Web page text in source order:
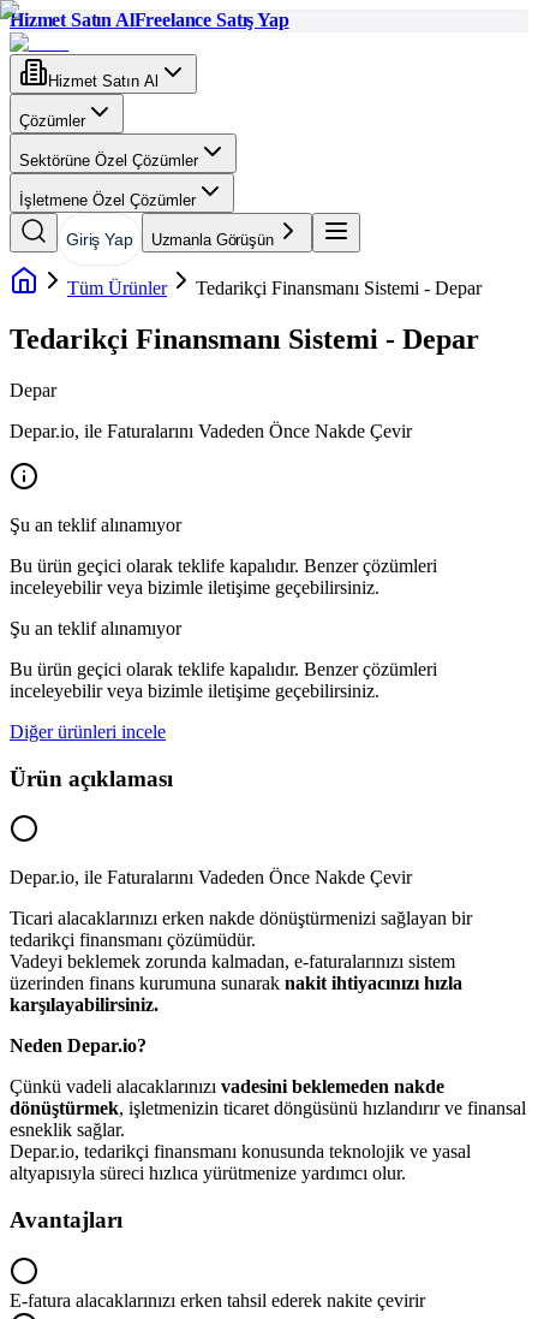
Hizmet Satın AlFreelance Satış Yap
Hizmet Satın Al
Çözümler
Sektörüne Özel Çözümler
İşletmene Özel Çözümler
Giriş Yap Uzmanla Görüşün
Tüm Ürünler Tedarikçi Finansmanı Sistemi - Depar
Tedarikçi Finansmanı Sistemi - Depar
Depar
Depar.io, ile Faturalarını Vadeden Önce Nakde Çevir
Şu an teklif alınamıyor
Bu ürün geçici olarak teklife kapalıdır. Benzer çözümleri
inceleyebilir veya bizimle iletişime geçebilirsiniz.
Şu an teklif alınamıyor
Bu ürün geçici olarak teklife kapalıdır. Benzer çözümleri
inceleyebilir veya bizimle iletişime geçebilirsiniz.
Diğer ürünleri incele
Ürün açıklaması
Depar.io, ile Faturalarını Vadeden Önce Nakde Çevir
Ticari alacaklarınızı erken nakde dönüştürmenizi sağlayan bir
tedarikçi finansmanı çözümüdür.
Vadeyi beklemek zorunda kalmadan, e-faturalarınızı sistem
üzerinden finans kurumuna sunarak nakit ihtiyacınızı hızla
karşılayabilirsiniz.
Neden Depar.io?
Çünkü vadeli alacaklarınızı vadesini beklemeden nakde
dönüştürmek, işletmenizin ticaret döngüsünü hızlandırır ve finansal
esneklik sağlar.
Depar.io, tedarikçi finansmanı konusunda teknolojik ve yasal
altyapısıyla süreci hızlıca yürütmenize yardımcı olur.
Avantajları
E-fatura alacaklarınızı erken tahsil ederek nakite çevirir